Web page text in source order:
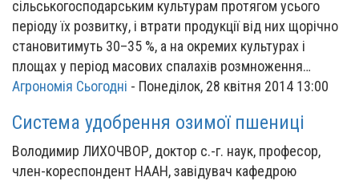
сільськогосподарським культурам протягом усього
періоду їх розвитку, і втрати продукції від них щорічно
становитимуть 30–35 %, а на окремих культурах і
площах у період масових спалахів розмноження…
Агрономія Сьогодні - Понеділок, 28 квітня 2014 13:00
Система удобрення озимої пшениці
Володимир ЛИХОЧВОР, доктор с.-г. наук, професор,
член-кореспондент НААН, завідувач кафедрою